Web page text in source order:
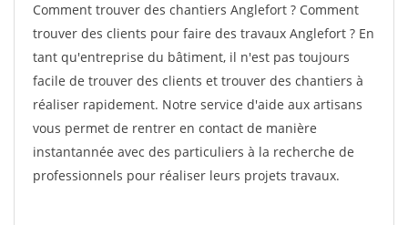
Comment trouver des chantiers Anglefort ? Comment
trouver des clients pour faire des travaux Anglefort ? En
tant qu'entreprise du bâtiment, il n'est pas toujours
facile de trouver des clients et trouver des chantiers à
réaliser rapidement. Notre service d'aide aux artisans
vous permet de rentrer en contact de manière
instantannée avec des particuliers à la recherche de
professionnels pour réaliser leurs projets travaux.